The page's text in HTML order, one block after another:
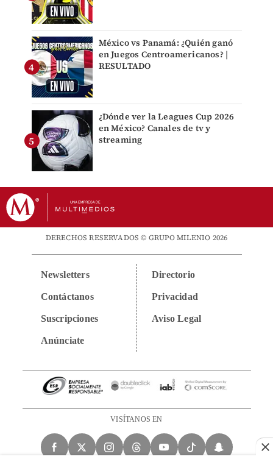
México vs Panamá: ¿Quién ganó
en Juegos Centroamericanos? |
RESULTADO
¿Dónde ver la Leagues Cup 2026
en México? Canales de tv y
streaming
DERECHOS RESERVADOS © GRUPO MILENIO 2026
Newsletters
Contáctanos
Suscripciones
Anúnciate
Directorio
Privacidad
Aviso Legal
VISÍTANOS EN